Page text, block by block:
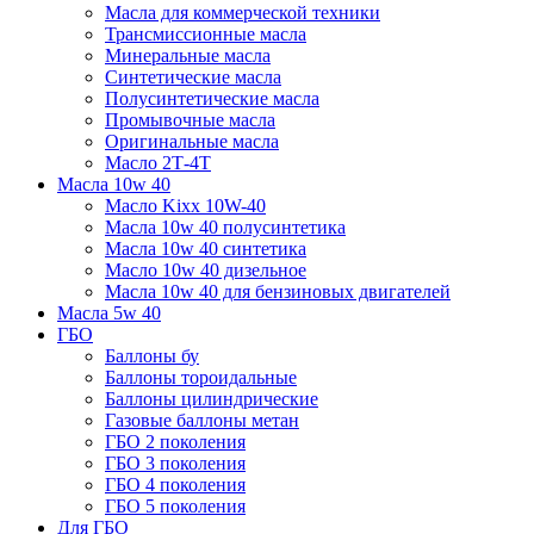
Масла для коммерческой техники
Трансмиссионные масла
Минеральные масла
Синтетические масла
Полусинтетические масла
Промывочные масла
Оригинальные масла
Масло 2Т-4Т
Масла 10w 40
Mасло Kixx 10W-40
Масла 10w 40 полусинтетика
Масла 10w 40 синтетика
Масло 10w 40 дизельное
Масла 10w 40 для бензиновых двигателей
Масла 5w 40
ГБО
Баллоны бу
Баллоны тороидальные
Баллоны цилиндрические
Газовые баллоны метан
ГБО 2 поколения
ГБО 3 поколения
ГБО 4 поколения
ГБО 5 поколения
Для ГБО